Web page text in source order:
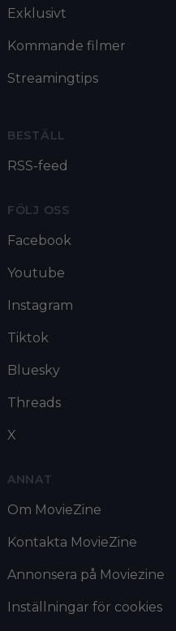
Exklusivt
Kommande filmer
Streamingtips
BESTÄLL
RSS-feed
FÖLJ OSS
Facebook
Youtube
Instagram
Tiktok
Bluesky
Threads
X
ANNAT
Om MovieZine
Kontakta MovieZine
Annonsera på Moviezine
Inställningar för cookies